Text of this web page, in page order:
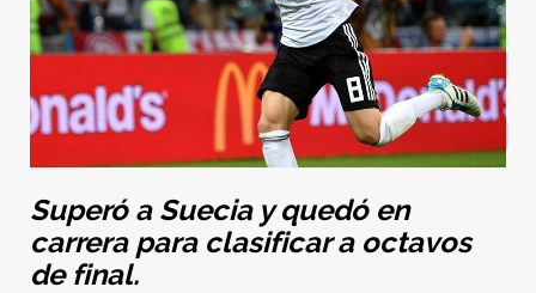
Superó a Suecia y quedó en
carrera para clasificar a octavos
de final.